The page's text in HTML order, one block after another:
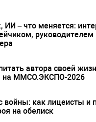
ИИ – что меняется:
руководителем
автора своей
на ММСО.ЭКСПО-2026
войны: как лицеисты и
на обелиск